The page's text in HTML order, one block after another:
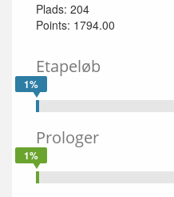
Plads: 204
Points: 1794.00
Etapeløb
1%
Prologer
1%